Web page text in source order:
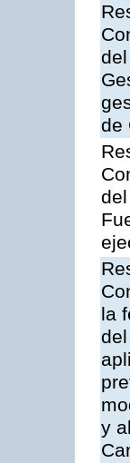
de
la
y